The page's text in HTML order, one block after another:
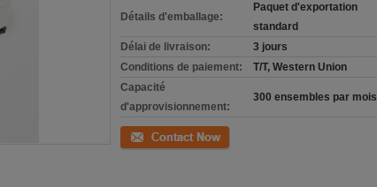
Détails d'emballage:
Paquet d'exportation
standard
Délai de livraison:
3 jours
Conditions de paiement:
T/T, Western Union
Capacité
d'approvisionnement:
300 ensembles par mois
Contact